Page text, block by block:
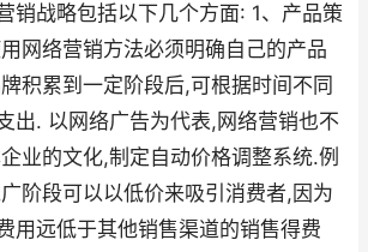
销战略包括以下几个方面: 1、产品策
网络营销方法必须明确自己的产品
积累到一定阶段后,可根据时间不同
出. 以网络广告为代表,网络营销也不
业的文化,制定自动价格调整系统.例
阶段可以以低价来吸引消费者,因为
用远低于其他销售渠道的销售得费